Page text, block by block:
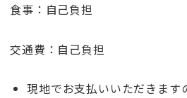
食事：自己負担
交通費：自己負担
現地でお支払いいただきます